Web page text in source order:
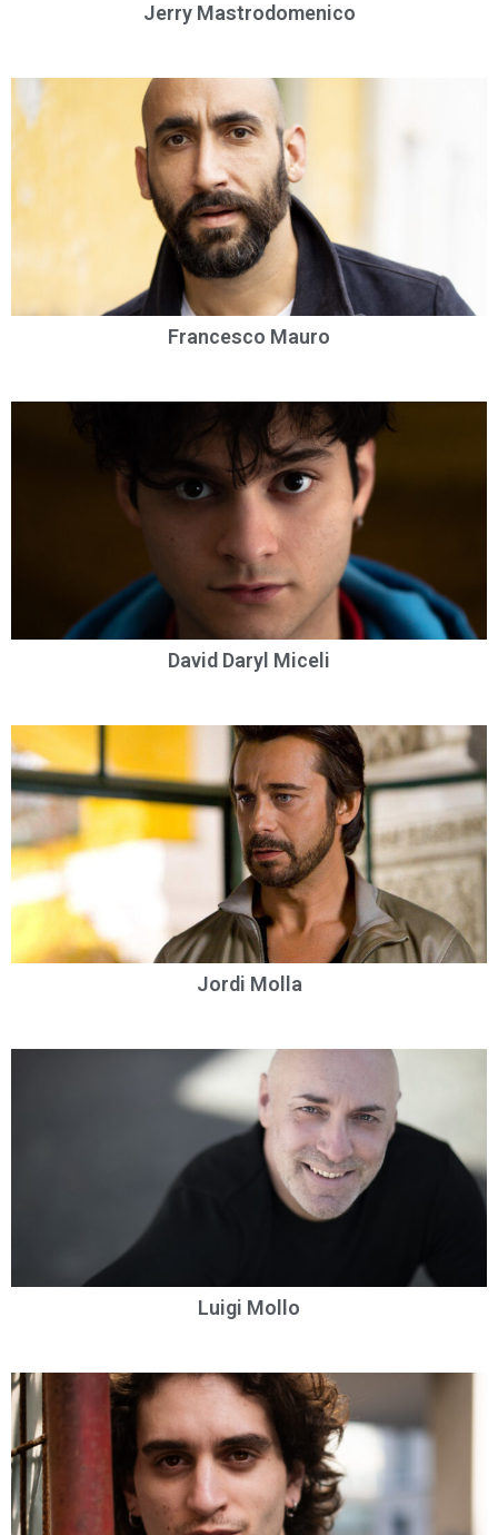
Jerry Mastrodomenico
Francesco Mauro
David Daryl Miceli
Jordi Molla
Luigi Mollo